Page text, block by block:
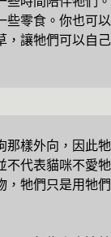
些零食。你也可以
，讓牠們可以自己
那樣外向，因此牠
不代表貓咪不愛牠
，牠們只是用牠們